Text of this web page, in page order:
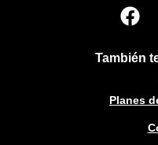
También
Planes